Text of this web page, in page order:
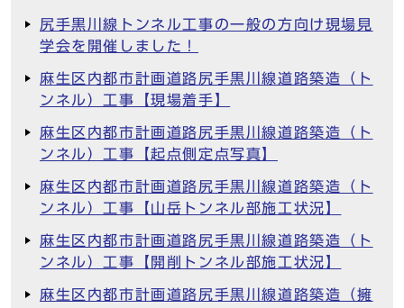
尻手黒川線トンネル工事の一般の方向け現場見
学会を開催しました！
麻生区内都市計画道路尻手黒川線道路築造（ト
ンネル）工事【現場着手】
麻生区内都市計画道路尻手黒川線道路築造（ト
ンネル）工事【起点側定点写真】
麻生区内都市計画道路尻手黒川線道路築造（ト
ンネル）工事【山岳トンネル部施工状況】
麻生区内都市計画道路尻手黒川線道路築造（ト
ンネル）工事【開削トンネル部施工状況】
麻生区内都市計画道路尻手黒川線道路築造（擁